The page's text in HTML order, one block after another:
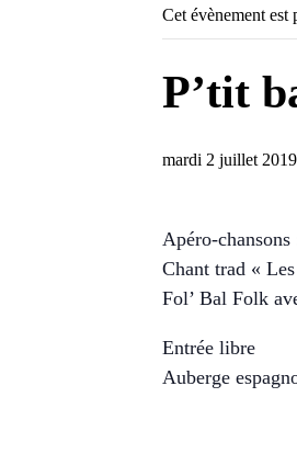
Cet évènement est
P’tit
mardi 2 juillet
Apéro-chansons
Chant trad «
Fol’ Bal Folk
Entrée libre
Auberge